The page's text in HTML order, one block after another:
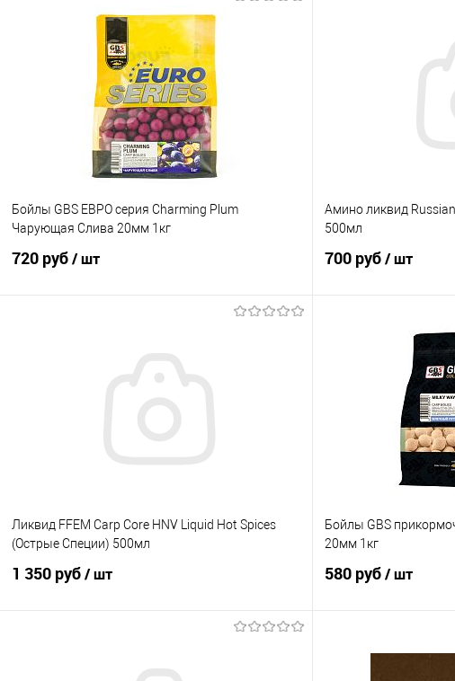
Бойлы GBS ЕВРО серия Charming Plum
Чарующая Слива 20мм 1кг
720 руб/ шт
Амино ликвид
500мл
700 руб/ шт
Купить в 1 клик
В избранное
Ликвид FFEM Carp Core HNV Liquid Hot Spices
(Острые Специи) 500мл
1 350 руб/ шт
Бойлы GBS
20мм 1кг
580 руб/ шт